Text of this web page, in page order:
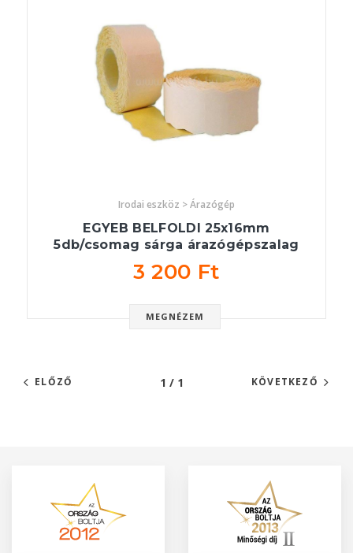
Irodai eszköz > Árazógép
EGYEB BELFOLDI 25x16mm
5db/csomag sárga árazógépszalag
3 200 Ft
MEGNÉZEM
ELŐZŐ 1 / 1 KÖVETKEZŐ